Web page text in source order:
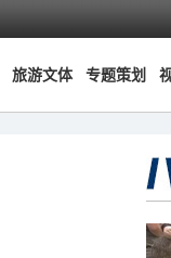
旅游文体 专题策划